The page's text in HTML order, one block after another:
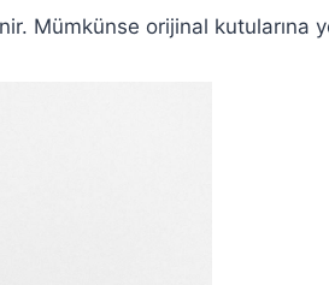
Mümkünse orijinal kutularına